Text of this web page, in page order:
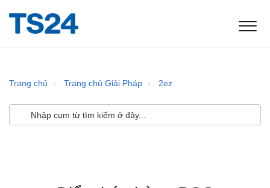
Trang chủ Trang chủ Giải Pháp 2ez